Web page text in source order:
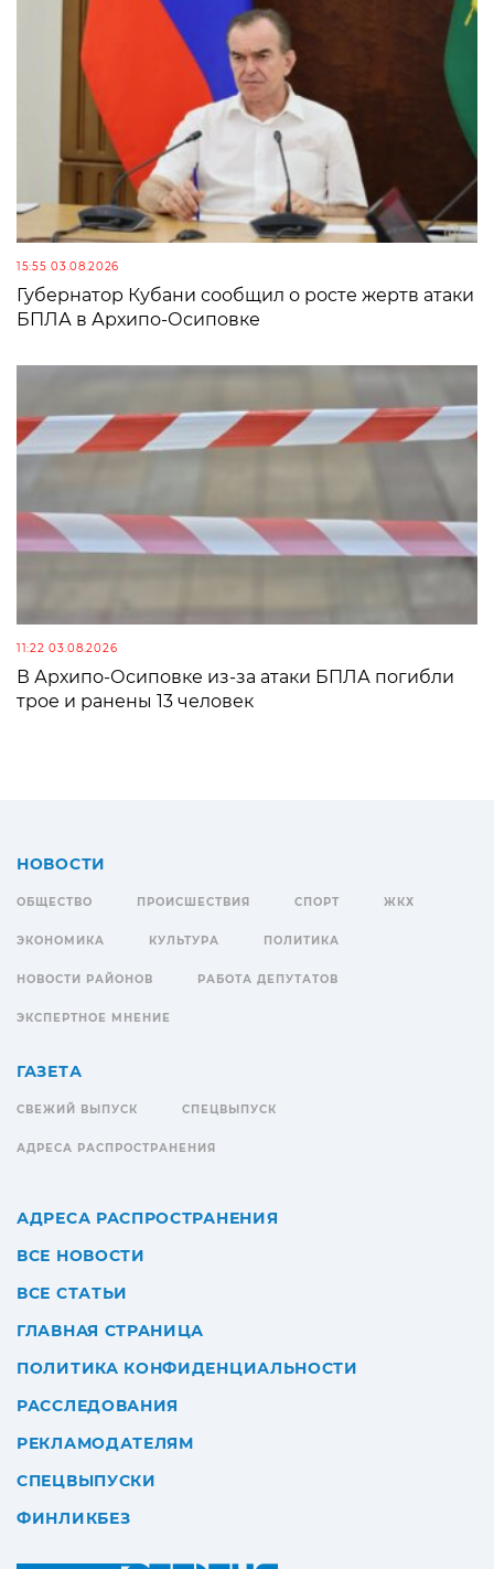
15:55 03.08.2026
Губернатор Кубани сообщил о росте жертв атаки
БПЛА в Архипо-Осиповке
11:22 03.08.2026
В Архипо-Осиповке из-за атаки БПЛА погибли
трое и ранены 13 человек
НОВОСТИ
ОБЩЕСТВО ПРОИСШЕСТВИЯ СПОРТ ЖКХ
ЭКОНОМИКА КУЛЬТУРА ПОЛИТИКА
НОВОСТИ РАЙОНОВ РАБОТА ДЕПУТАТОВ
ЭКСПЕРТНОЕ МНЕНИЕ
ГАЗЕТА
СВЕЖИЙ ВЫПУСК СПЕЦВЫПУСК
АДРЕСА РАСПРОСТРАНЕНИЯ
АДРЕСА РАСПРОСТРАНЕНИЯ
ВСЕ НОВОСТИ
ВСЕ СТАТЬИ
ГЛАВНАЯ СТРАНИЦА
ПОЛИТИКА КОНФИДЕНЦИАЛЬНОСТИ
РАССЛЕДОВАНИЯ
РЕКЛАМОДАТЕЛЯМ
СПЕЦВЫПУСКИ
ФИНЛИКБЕЗ